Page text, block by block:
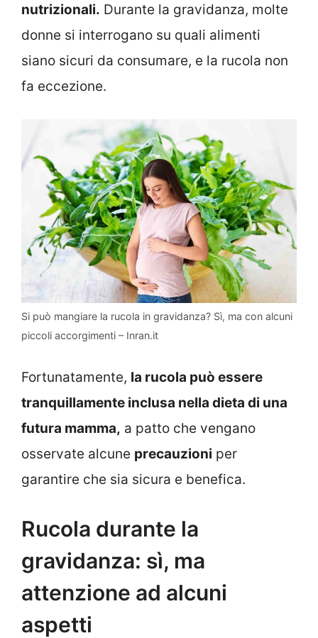
nutrizionali. Durante la gravidanza, molte
donne si interrogano su quali alimenti
siano sicuri da consumare, e la rucola non
fa eccezione.
Si può mangiare la rucola in gravidanza? Sì, ma con alcuni
piccoli accorgimenti – Inran.it
Fortunatamente, la rucola può essere
tranquillamente inclusa nella dieta di una
futura mamma, a patto che vengano
osservate alcune precauzioni per
garantire che sia sicura e benefica.
Rucola durante la
gravidanza: sì, ma
attenzione ad alcuni
aspetti